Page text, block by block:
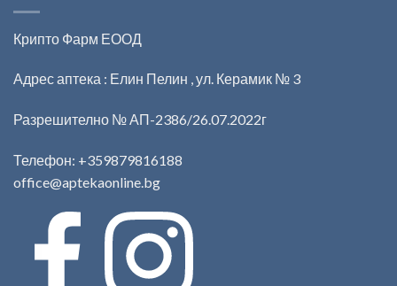
Крипто Фарм ЕООД
Адрес аптека : Елин Пелин , ул. Керамик № 3
Разрешително № АП-2386/26.07.2022г
Телефон: +359879816188
office@aptekaonline.bg